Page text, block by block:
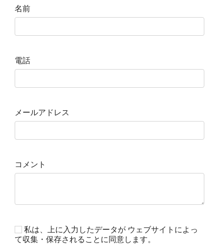
名前
電話
メールアドレス
コメント
私は、上に入力したデータが ウェブサイトによっ
て収集・保存されることに同意します。